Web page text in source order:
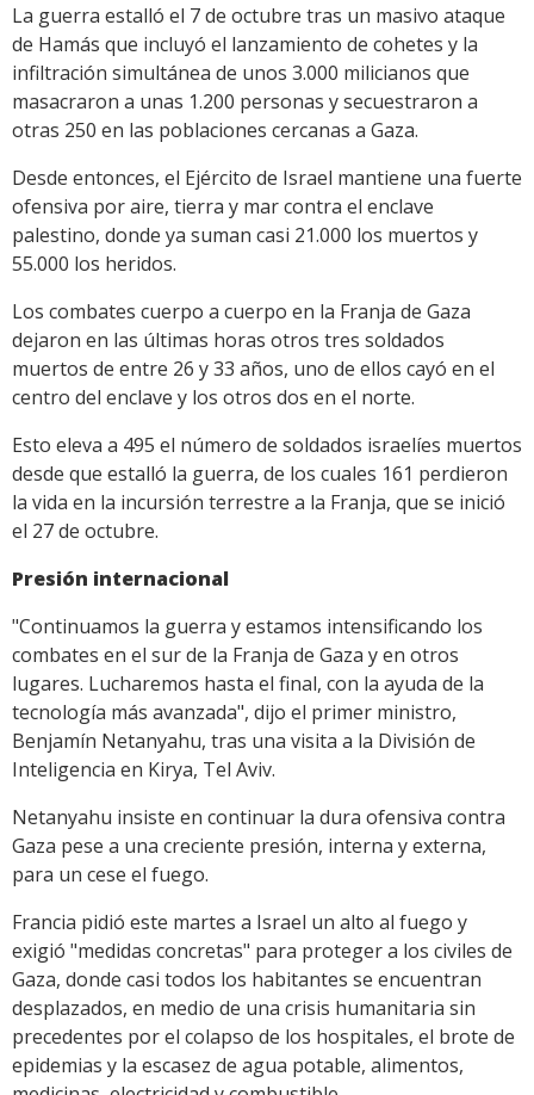
La guerra estalló el 7 de octubre tras un masivo ataque
de Hamás que incluyó el lanzamiento de cohetes y la
infiltración simultánea de unos 3.000 milicianos que
masacraron a unas 1.200 personas y secuestraron a
otras 250 en las poblaciones cercanas a Gaza.
Desde entonces, el Ejército de Israel mantiene una fuerte
ofensiva por aire, tierra y mar contra el enclave
palestino, donde ya suman casi 21.000 los muertos y
55.000 los heridos.
Los combates cuerpo a cuerpo en la Franja de Gaza
dejaron en las últimas horas otros tres soldados
muertos de entre 26 y 33 años, uno de ellos cayó en el
centro del enclave y los otros dos en el norte.
Esto eleva a 495 el número de soldados israelíes muertos
desde que estalló la guerra, de los cuales 161 perdieron
la vida en la incursión terrestre a la Franja, que se inició
el 27 de octubre.
Presión internacional
"Continuamos la guerra y estamos intensificando los
combates en el sur de la Franja de Gaza y en otros
lugares. Lucharemos hasta el final, con la ayuda de la
tecnología más avanzada", dijo el primer ministro,
Benjamín Netanyahu, tras una visita a la División de
Inteligencia en Kirya, Tel Aviv.
Netanyahu insiste en continuar la dura ofensiva contra
Gaza pese a una creciente presión, interna y externa,
para un cese el fuego.
Francia pidió este martes a Israel un alto al fuego y
exigió "medidas concretas" para proteger a los civiles de
Gaza, donde casi todos los habitantes se encuentran
desplazados, en medio de una crisis humanitaria sin
precedentes por el colapso de los hospitales, el brote de
epidemias y la escasez de agua potable, alimentos,